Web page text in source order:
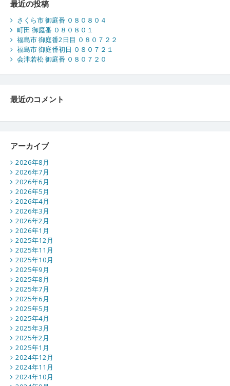
最近の投稿
さくら市 御庭番 ０８０８０４
町田 御庭番 ０８０８０１
福島市 御庭番2日目 ０８０７２２
福島市 御庭番初日 ０８０７２１
会津若松 御庭番 ０８０７２０
最近のコメント
アーカイブ
2026年8月
2026年7月
2026年6月
2026年5月
2026年4月
2026年3月
2026年2月
2026年1月
2025年12月
2025年11月
2025年10月
2025年9月
2025年8月
2025年7月
2025年6月
2025年5月
2025年4月
2025年3月
2025年2月
2025年1月
2024年12月
2024年11月
2024年10月